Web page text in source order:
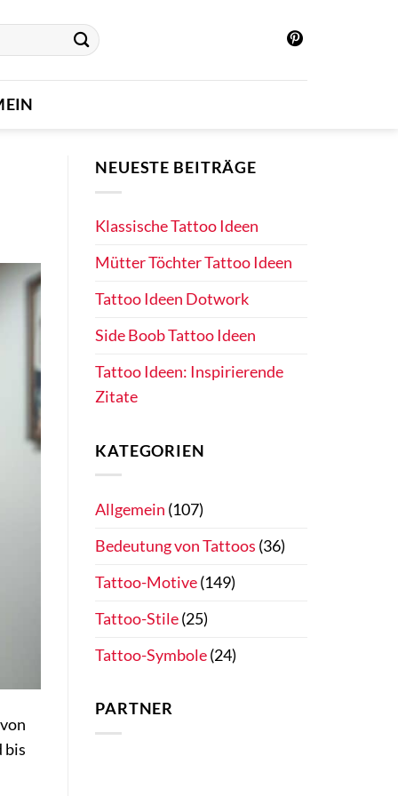
bis
NEUESTE BEITRÄGE
Klassische Tattoo Ideen
Mütter Töchter Tattoo Ideen
Tattoo Ideen Dotwork
Side Boob Tattoo Ideen
Tattoo Ideen: Inspirierende
Zitate
KATEGORIEN
Allgemein (107)
Bedeutung von Tattoos (36)
Tattoo-Motive(149)
Tattoo-Stile(25)
Tattoo-Symbole(24)
PARTNER